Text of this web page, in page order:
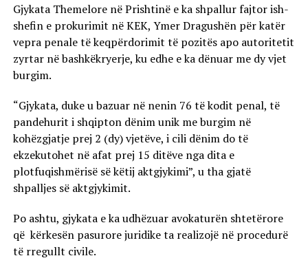
Gjykata Themelore në Prishtinë e ka shpallur fajtor ish-
shefin e prokurimit në KEK, Ymer Dragushën për katër
vepra penale të keqpërdorimit të pozitës apo autoritetit
zyrtar në bashkëkryerje, ku edhe e ka dënuar me dy vjet
burgim.
“Gjykata, duke u bazuar në nenin 76 të kodit penal, të
pandehurit i shqipton dënim unik me burgim në
kohëzgjatje prej 2 (dy) vjetëve, i cili dënim do të
ekzekutohet në afat prej 15 ditëve nga dita e
plotfuqishmërisë së këtij aktgjykimi”, u tha gjatë
shpalljes së aktgjykimit.
Po ashtu, gjykata e ka udhëzuar avokaturën shtetërore
që kërkesën pasurore juridike ta realizojë në procedurë
të rregullt civile.